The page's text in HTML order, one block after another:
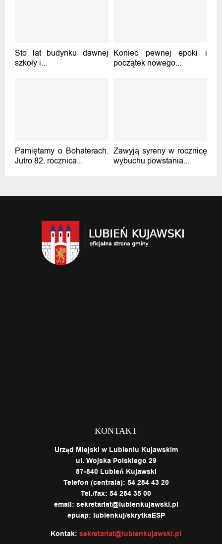
Sto lat budynku dawnej
szkoły i...
Koniec pewnej epoki i
początek nowego...
Pamiętamy o Bohaterach.
Jutro 82. rocznica...
Zawyją syreny w rocznicę
wybuchu powstania...
KONTAKT
Urząd Miejski w Lubieniu Kujawskim
ul. Wojska Polskiego 29
87-840 Lubień Kujawski
Telefon (centrala): 54 284 43 20
Tel./fax: 54 284 35 00
email: sekretariat@lubienkujawski.pl
epuap: lubienkuj/skrytkaESP
Kontak: sekretariat@lubienkujawski.pl